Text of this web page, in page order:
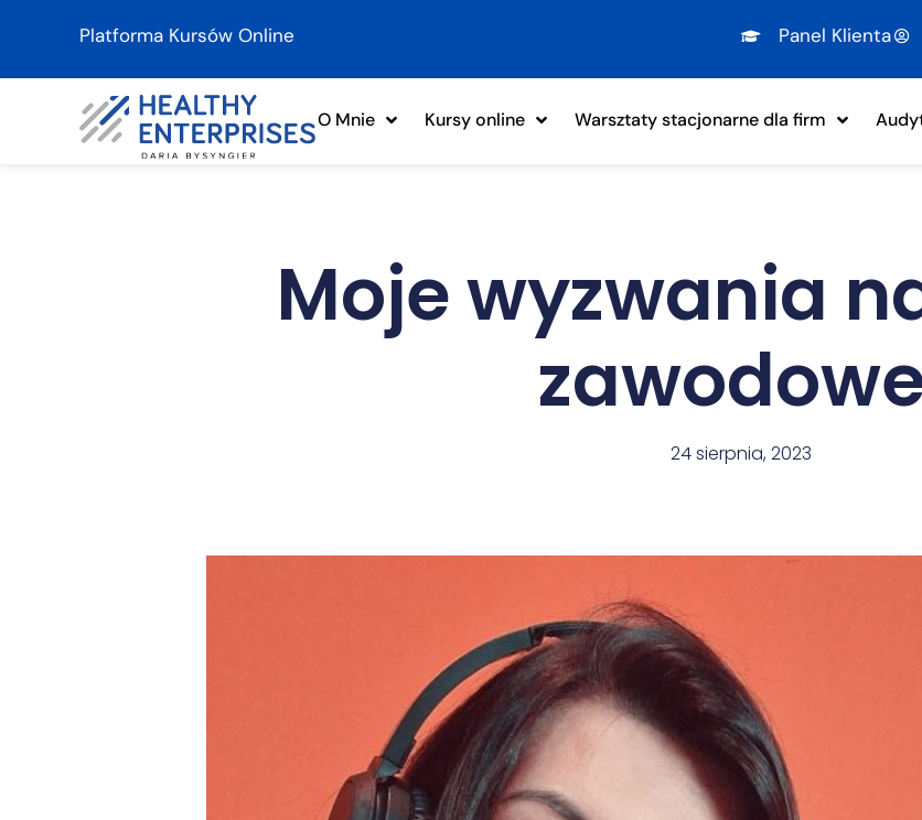
Platforma Kursów Online Panel Klienta
O Mnie Kursy online Warsztaty stacjonarne dla firm
Moje wyzwania
24 sierpnia, 2023